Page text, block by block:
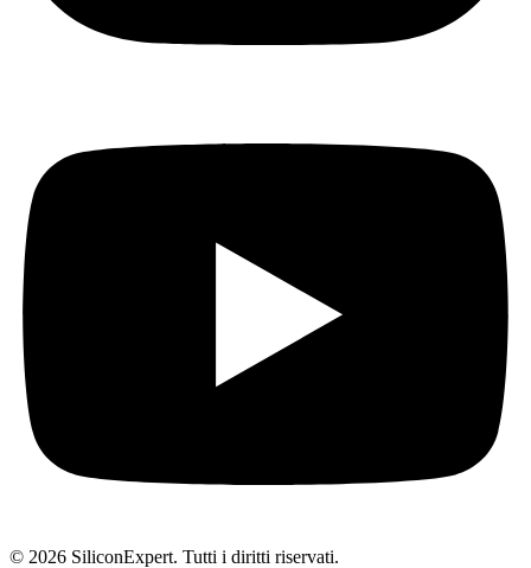
© 2026 SiliconExpert. Tutti i diritti riservati.